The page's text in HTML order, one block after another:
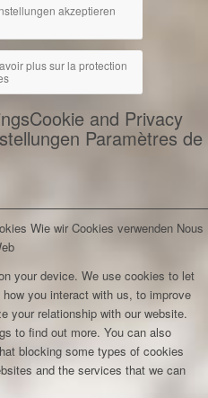
akzeptieren
plus sur la protection
Cookie and Privacy
Paramètres de
Wie wir Cookies verwenden Nous
your device. We use cookies to let
you interact with us, to improve
your relationship with our website.
to find out more. You can also
blocking some types of cookies
and the services that we can